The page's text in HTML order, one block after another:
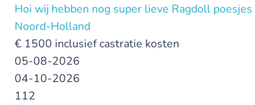
Hoi wij hebben nog super lieve Ragdoll poesjes
Noord-Holland
€ 1500 inclusief castratie kosten
05-08-2026
04-10-2026
112